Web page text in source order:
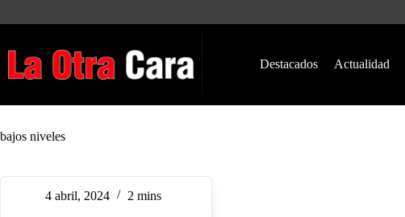
Destacados Actualidad
bajos niveles
4 abril, 2024 2 mins